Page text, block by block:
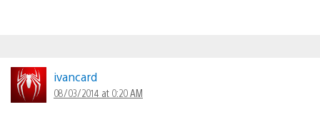
ivancard
08/03/2014 at 0:20 AM